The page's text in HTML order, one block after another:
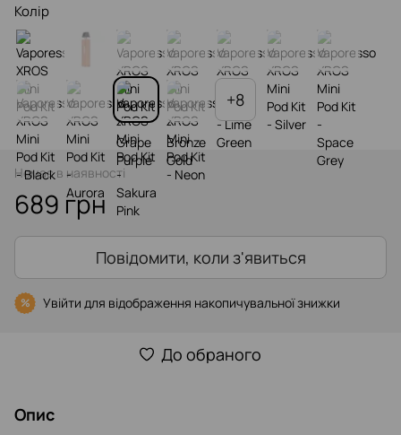
Колір
+8
Немає в наявності
689 грн
Повідомити, коли з'явиться
% Увійти для відображення накопичувальної знижки
До обраного
Опис